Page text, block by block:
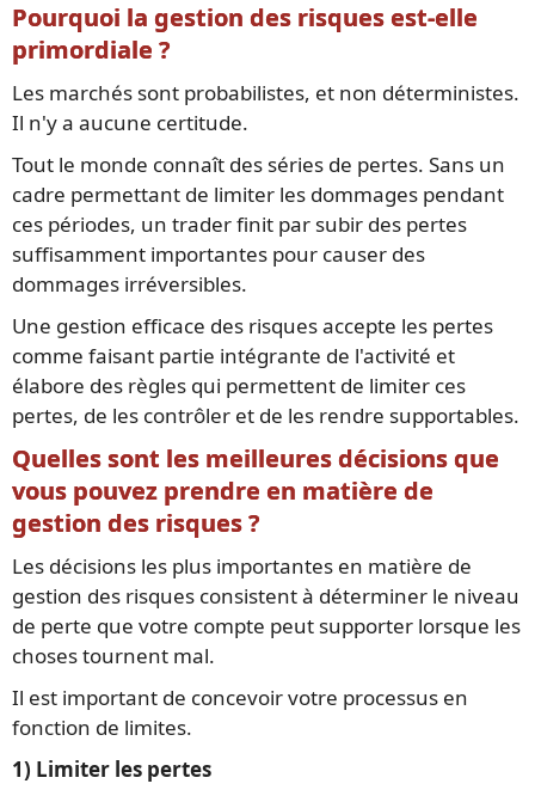
Pourquoi la gestion des risques est-elle
primordiale ?
Les marchés sont probabilistes, et non déterministes.
Il n'y a aucune certitude.
Tout le monde connaît des séries de pertes. Sans un
cadre permettant de limiter les dommages pendant
ces périodes, un trader finit par subir des pertes
suffisamment importantes pour causer des
dommages irréversibles.
Une gestion efficace des risques accepte les pertes
comme faisant partie intégrante de l'activité et
élabore des règles qui permettent de limiter ces
pertes, de les contrôler et de les rendre supportables.
Quelles sont les meilleures décisions que
vous pouvez prendre en matière de
gestion des risques ?
Les décisions les plus importantes en matière de
gestion des risques consistent à déterminer le niveau
de perte que votre compte peut supporter lorsque les
choses tournent mal.
Il est important de concevoir votre processus en
fonction de limites.
1) Limiter les pertes